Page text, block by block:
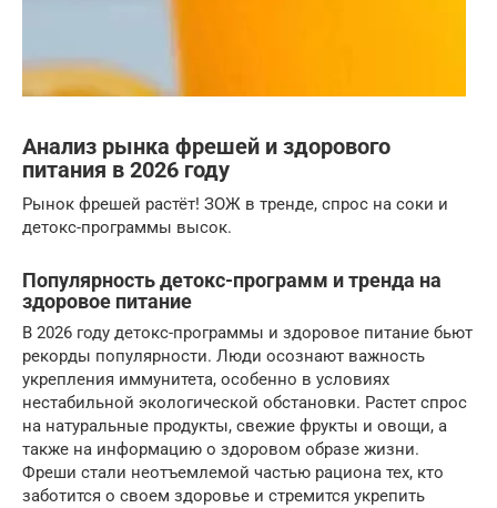
Анализ рынка фрешей и здорового
питания в 2026 году
Рынок фрешей растёт! ЗОЖ в тренде, спрос на соки и
детокс-программы высок.
Популярность детокс-программ и тренда на
здоровое питание
В 2026 году детокс-программы и здоровое питание бьют
рекорды популярности. Люди осознают важность
укрепления иммунитета, особенно в условиях
нестабильной экологической обстановки. Растет спрос
на натуральные продукты, свежие фрукты и овощи, а
также на информацию о здоровом образе жизни.
Фреши стали неотъемлемой частью рациона тех, кто
заботится о своем здоровье и стремится укрепить